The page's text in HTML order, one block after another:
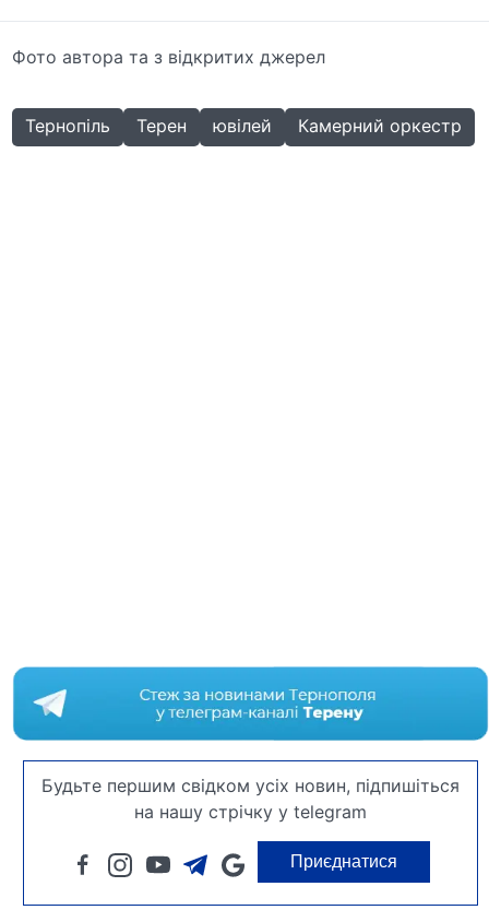
Фото автора та з відкритих джерел
Тернопіль Терен ювілей Камерний оркестр
Будьте першим свідком усіх новин, підпишіться
на нашу стрічку у telegram
Приєднатися